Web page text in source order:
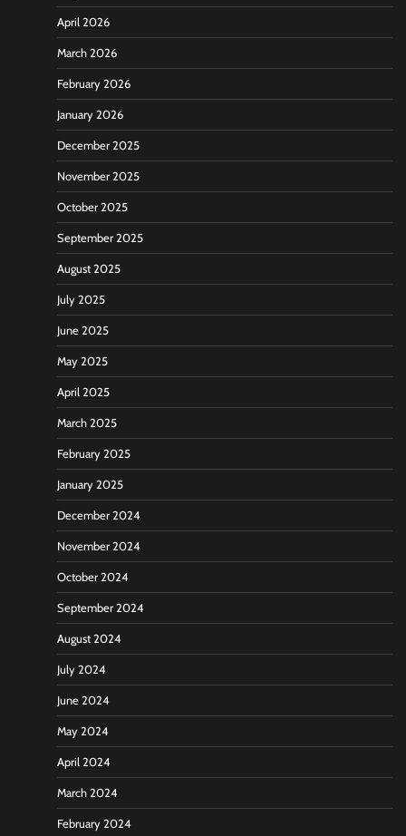
April 2026
March 2026
February 2026
January 2026
December 2025
November 2025
October 2025
September 2025
August 2025
July 2025
June 2025
May 2025
April 2025
March 2025
February 2025
January 2025
December 2024
November 2024
October 2024
September 2024
August 2024
July 2024
June 2024
May 2024
April 2024
March 2024
February 2024